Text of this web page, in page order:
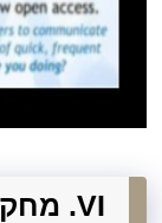
VI. מחקר טוויטר